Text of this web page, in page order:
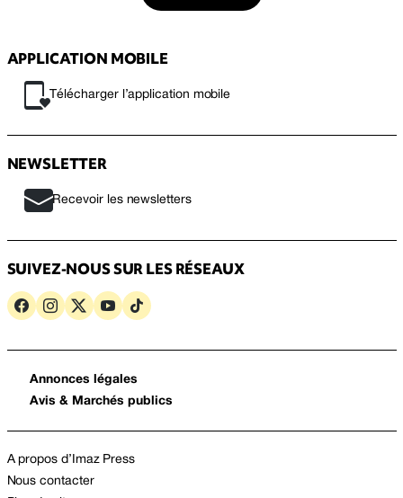
APPLICATION MOBILE
Télécharger l’application mobile
NEWSLETTER
Recevoir les newsletters
SUIVEZ-NOUS SUR LES RÉSEAUX
Annonces légales
Avis & Marchés publics
A propos d’Imaz Press
Nous contacter